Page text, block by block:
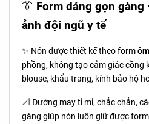
👔 Form dáng gọn
ảnh đội ngũ y tế
✨ Nón được thiết kế theo form
phồng, không tạo cảm giác cồng
blouse, khẩu trang, kính bảo hộ
📐 Đường may tỉ mỉ, chắc chắn,
gàng giúp nón luôn giữ được